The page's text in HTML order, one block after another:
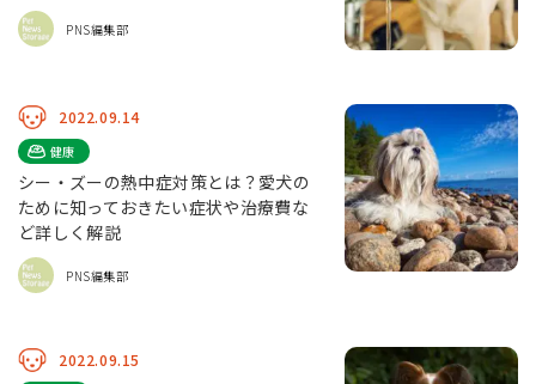
PNS編集部
2022.09.14
健康
シー・ズーの熱中症対策とは？愛犬の
ために知っておきたい症状や治療費な
ど詳しく解説
PNS編集部
2022.09.15